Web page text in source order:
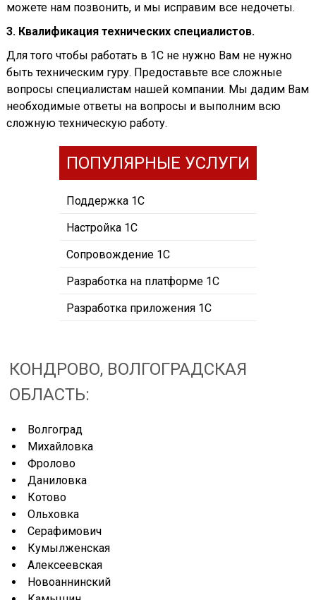
можете нам позвонить, и мы исправим все недочеты.
3. Квалификация технических специалистов.
Для того чтобы работать в 1С не нужно Вам не нужно
быть техническим гуру. Предоставьте все сложные
вопросы специалистам нашей компании. Мы дадим Вам
необходимые ответы на вопросы и выполним всю
сложную техническую работу.
ПОПУЛЯРНЫЕ УСЛУГИ
Поддержка 1С
Настройка 1С
Сопровождение 1С
Разработка на платформе 1С
Разработка приложения 1С
КОНДРОВО, ВОЛГОГРАДСКАЯ
ОБЛАСТЬ:
Волгоград
Михайловка
Фролово
Даниловка
Котово
Ольховка
Серафимович
Кумылженская
Алексеевская
Новоаннинский